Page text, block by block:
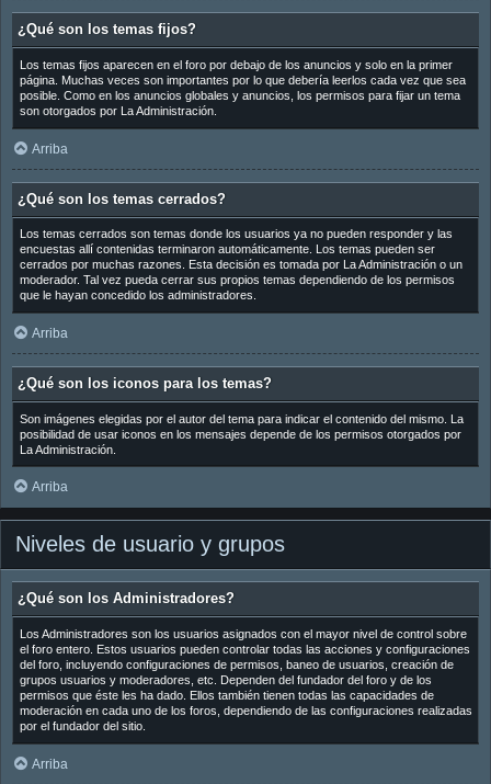
¿Qué son los temas fijos?
Los temas fijos aparecen en el foro por debajo de los anuncios y solo en la primer
página. Muchas veces son importantes por lo que debería leerlos cada vez que sea
posible. Como en los anuncios globales y anuncios, los permisos para fijar un tema
son otorgados por La Administración.
Arriba
¿Qué son los temas cerrados?
Los temas cerrados son temas donde los usuarios ya no pueden responder y las
encuestas allí contenidas terminaron automáticamente. Los temas pueden ser
cerrados por muchas razones. Esta decisión es tomada por La Administración o un
moderador. Tal vez pueda cerrar sus propios temas dependiendo de los permisos
que le hayan concedido los administradores.
Arriba
¿Qué son los iconos para los temas?
Son imágenes elegidas por el autor del tema para indicar el contenido del mismo. La
posibilidad de usar iconos en los mensajes depende de los permisos otorgados por
La Administración.
Arriba
Niveles de usuario y grupos
¿Qué son los Administradores?
Los Administradores son los usuarios asignados con el mayor nivel de control sobre
el foro entero. Estos usuarios pueden controlar todas las acciones y configuraciones
del foro, incluyendo configuraciones de permisos, baneo de usuarios, creación de
grupos usuarios y moderadores, etc. Dependen del fundador del foro y de los
permisos que éste les ha dado. Ellos también tienen todas las capacidades de
moderación en cada uno de los foros, dependiendo de las configuraciones realizadas
por el fundador del sitio.
Arriba